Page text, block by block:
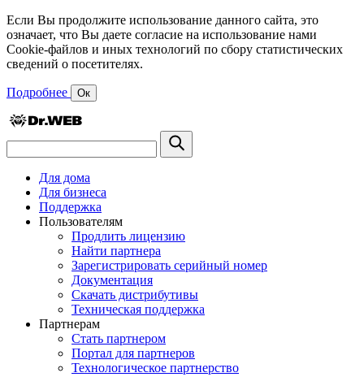
Если Вы продолжите использование данного сайта, это
означает, что Вы даете согласие на использование нами
Cookie-файлов и иных технологий по сбору статистических
сведений о посетителях.
Подробнее Ок
Для дома
Для бизнеса
Поддержка
Пользователям
Продлить лицензию
Найти партнера
Зарегистрировать серийный номер
Документация
Скачать дистрибутивы
Техническая поддержка
Партнерам
Стать партнером
Портал для партнеров
Технологическое партнерство